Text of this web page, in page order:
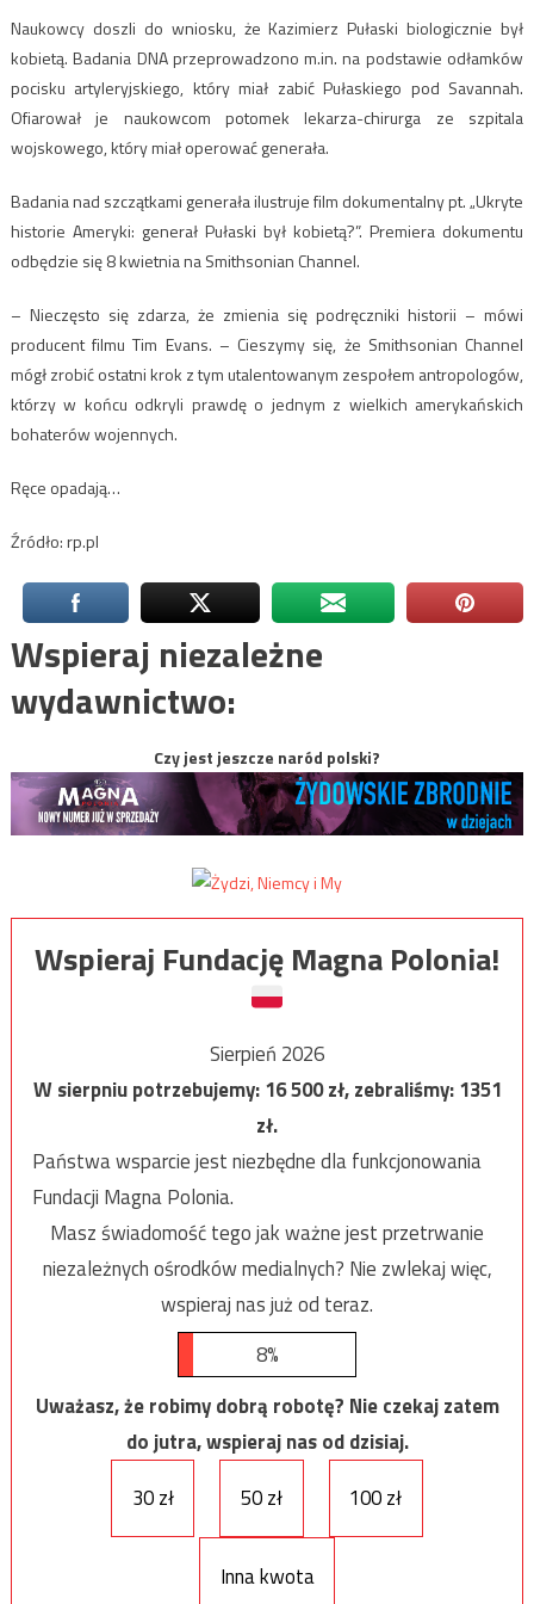
Naukowcy doszli do wniosku, że Kazimierz Pułaski biologicznie był
kobietą. Badania DNA przeprowadzono m.in. na podstawie odłamków
pocisku artyleryjskiego, który miał zabić Pułaskiego pod Savannah.
Ofiarował je naukowcom potomek lekarza-chirurga ze szpitala
wojskowego, który miał operować generała.
Badania nad szczątkami generała ilustruje film dokumentalny pt. „Ukryte
historie Ameryki: generał Pułaski był kobietą?”. Premiera dokumentu
odbędzie się 8 kwietnia na Smithsonian Channel.
– Nieczęsto się zdarza, że zmienia się podręczniki historii – mówi
producent filmu Tim Evans. – Cieszymy się, że Smithsonian Channel
mógł zrobić ostatni krok z tym utalentowanym zespołem antropologów,
którzy w końcu odkryli prawdę o jednym z wielkich amerykańskich
bohaterów wojennych.
Ręce opadają…
Źródło: rp.pl
Wspieraj niezależne
wydawnictwo:
Czy jest jeszcze naród polski?
Wspieraj Fundację Magna Polonia!
Sierpień 2026
W sierpniu potrzebujemy:16 500zł, zebraliśmy:1351
zł.
Państwa wsparcie jest niezbędne dla funkcjonowania
Fundacji Magna Polonia.
Masz świadomość tego jak ważne jest przetrwanie
niezależnych ośrodków medialnych? Nie zwlekaj więc,
wspieraj nas już od teraz.
8%
Uważasz, że robimy dobrą robotę? Nie czekaj zatem
do jutra, wspieraj nas od dzisiaj.
30 zł
50 zł 100 zł
Inna kwota